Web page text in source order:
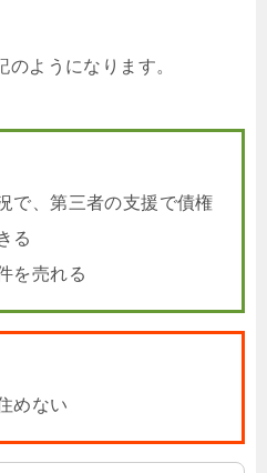
のようになります。
で、第三者の支援で債権
る
を売れる
めない